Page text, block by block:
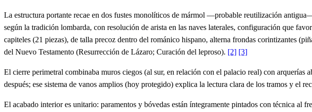
La estructura portante recae en dos fustes monolíticos de mármol —probable reutilización
según la tradición lombarda, con resolución de arista en las naves laterales, configuración que
capiteles (21 piezas), de talla precoz dentro del románico hispano, alterna frondas corintizantes
del Nuevo Testamento (Resurrección de Lázaro; Curación del leproso). [2] [3]
El cierre perimetral combinaba muros ciegos (al sur, en relación con el palacio real) con
después; ese sistema de vanos amplios (hoy protegido) explica la lectura clara de los tramos y el
El acabado interior es unitario: paramentos y bóvedas están íntegramente pintados con técnica al